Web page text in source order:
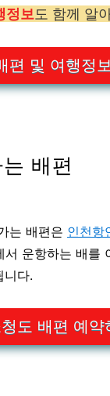
정보도 함께 알
편 및 여행정
배편
는 배편은 인천항
서 운항하는 배를
니다.
도 배편 예